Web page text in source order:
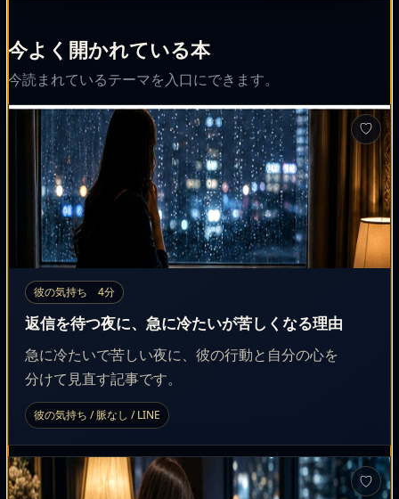
今よく開かれている本
今読まれているテーマを入口にできます。
彼の気持ち 4分
返信を待つ夜に、急に冷たいが苦しくなる理由
急に冷たいで苦しい夜に、彼の行動と自分の心を
分けて見直す記事です。
彼の気持ち / 脈なし / LINE
♡
♡